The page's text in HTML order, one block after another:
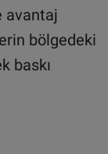
avantaj
bölgedeki
baskı